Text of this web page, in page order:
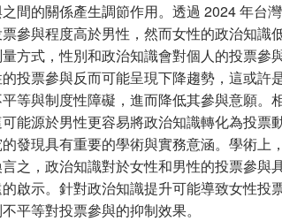
間的關係產生調節作用。透過 2024 年台
參與程度高於男性，然而女性的政治知識
方式，性別和政治知識會對個人的投票參
投票參與反而可能呈現下降趨勢，這或許
等與制度性障礙，進而降低其參與意願。
能源於男性更容易將政治知識轉化為投票
發現具有重要的學術與實務意涵。學術上
之，政治知識對於女性和男性的投票參與
啟示。針對政治知識提升可能導致女性投
平等對投票參與的抑制效果。